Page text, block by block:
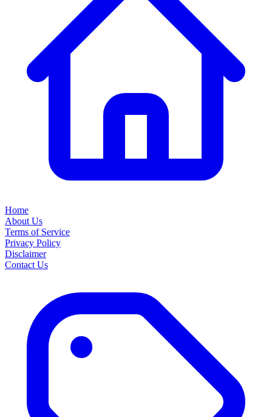
Home
About Us
Terms of Service
Privacy Policy
Disclaimer
Contact Us